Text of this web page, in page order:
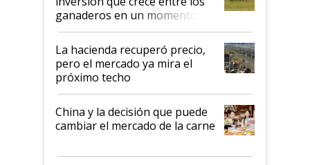
ganaderos en un momento
histórico para la actividad
La hacienda recuperó precio,
pero el mercado ya mira el
próximo techo
China y la decisión que puede
cambiar el mercado de la carne